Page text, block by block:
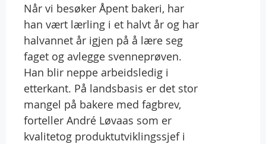
Når vi besøker Åpent bakeri, har
han vært lærling i et halvt år og har
halvannet år igjen på å lære seg
faget og avlegge svenneprøven.
Han blir neppe arbeidsledig i
etterkant. På landsbasis er det stor
mangel på bakere med fagbrev,
forteller André Løvaas som er
kvalitetog produktutviklingssjef i